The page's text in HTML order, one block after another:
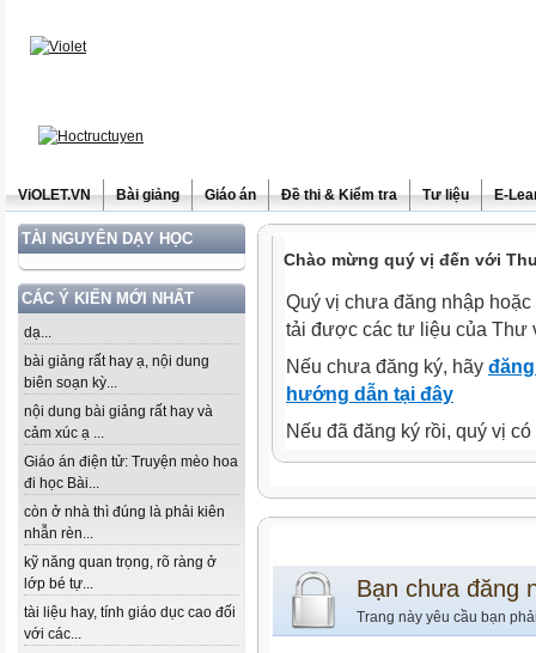
ViOLET.VN Bài giảng Giáo án Đề thi & Kiểm tra Tư liệu E-
TÀI NGUYÊN DẠY HỌC
CÁC Ý KIẾN MỚI NHẤT
dạ...
bài giảng rất hay ạ, nội dung
biên soạn kỳ...
nội dung bài giảng rất hay và
cảm xúc ạ ...
Giáo án điện tử: Truyện mèo hoa
đi học Bài...
còn ở nhà thì đúng là phải kiên
nhẫn rèn...
kỹ năng quan trọng, rõ ràng ở
lớp bé tự...
tài liệu hay, tính giáo dục cao đối
với các...
Chào mừng quý vị đến với
Quý vị chưa đăng nhập
tải được các tư liệu của Thư
Nếu chưa đăng ký, hãy
hướng dẫn tại đây
Nếu đã đăng ký rồi, quý vị
Bạn chưa đăng
Trang này yêu cầu bạn